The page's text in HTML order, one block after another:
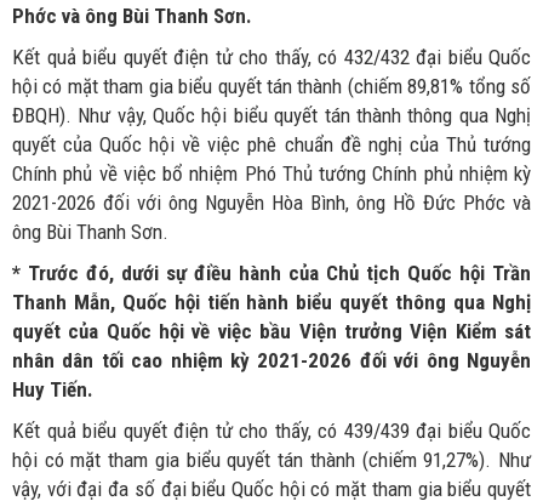
Phớc và ông Bùi Thanh Sơn.
Kết quả biểu quyết điện tử cho thấy, có 432/432 đại biểu Quốc
hội có mặt tham gia biểu quyết tán thành (chiếm 89,81% tổng số
ĐBQH). Như vậy, Quốc hội biểu quyết tán thành thông qua Nghị
quyết của Quốc hội về việc phê chuẩn đề nghị của Thủ tướng
Chính phủ về việc bổ nhiệm Phó Thủ tướng Chính phủ nhiệm kỳ
2021-2026 đối với ông Nguyễn Hòa Bình, ông Hồ Đức Phớc và
ông Bùi Thanh Sơn.
* Trước đó, dưới sự điều hành của Chủ tịch Quốc hội Trần
Thanh Mẫn, Quốc hội tiến hành biểu quyết thông qua Nghị
quyết của Quốc hội về việc bầu Viện trưởng Viện Kiểm sát
nhân dân tối cao nhiệm kỳ 2021-2026 đối với ông Nguyễn
Huy Tiến.
Kết quả biểu quyết điện tử cho thấy, có 439/439 đại biểu Quốc
hội có mặt tham gia biểu quyết tán thành (chiếm 91,27%). Như
vậy, với đại đa số đại biểu Quốc hội có mặt tham gia biểu quyết